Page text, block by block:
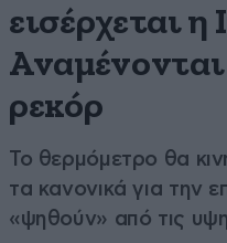
εισέρχεται η
ρεκόρ
Το θερμόμετρο θα
τα κανονικά για την
«ψηθούν» από τις